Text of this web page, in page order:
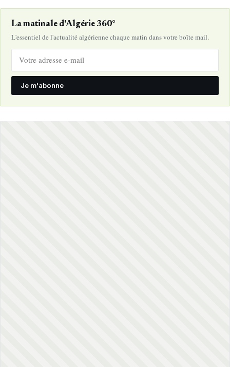
La matinale d'Algérie 360°
L'essentiel de l'actualité algérienne chaque matin dans votre boîte mail.
Je m'abonne